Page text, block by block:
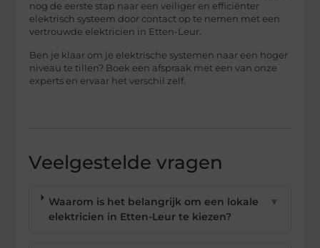
nog de eerste stap naar een veiliger en efficiënter
elektrisch systeem door contact op te nemen met een
vertrouwde elektricien in Etten-Leur.
Ben je klaar om je elektrische systemen naar een hoger
niveau te tillen? Boek een afspraak met een van onze
experts en ervaar het verschil zelf.
Veelgestelde vragen
Waarom is het belangrijk om een lokale
elektricien in Etten-Leur te kiezen?
▼